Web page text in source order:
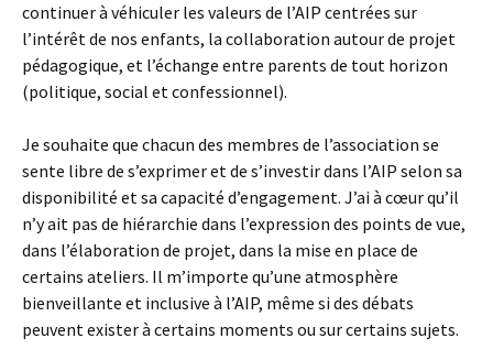
continuer à véhiculer les valeurs de l’AIP centrées sur
l’intérêt de nos enfants, la collaboration autour de projet
pédagogique, et l’échange entre parents de tout horizon
(politique, social et confessionnel).
Je souhaite que chacun des membres de l’association se
sente libre de s’exprimer et de s’investir dans l’AIP selon sa
disponibilité et sa capacité d’engagement. J’ai à cœur qu’il
n’y ait pas de hiérarchie dans l’expression des points de vue,
dans l’élaboration de projet, dans la mise en place de
certains ateliers. Il m’importe qu’une atmosphère
bienveillante et inclusive à l’AIP, même si des débats
peuvent exister à certains moments ou sur certains sujets.